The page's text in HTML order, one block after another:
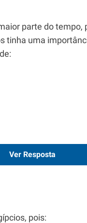
parte do tempo,
tinha uma
Ver Resposta
pois: